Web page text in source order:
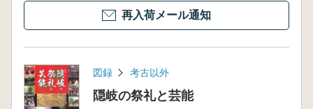
再入荷メール通知
図録 考古以外
隠岐の祭礼と芸能